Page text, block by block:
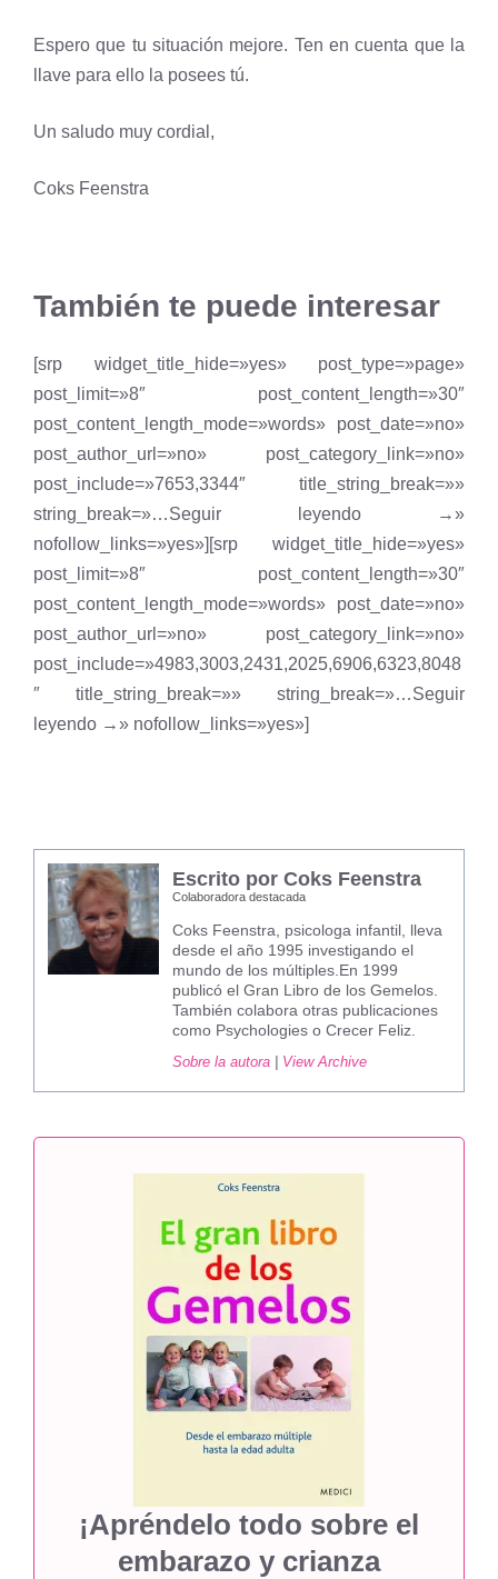
Espero que tu situación mejore. Ten en cuenta que la
llave para ello la posees tú.
Un saludo muy cordial,
Coks Feenstra
También te puede interesar
[srp widget_title_hide=»yes» post_type=»page»
post_limit=»8″ post_content_length=»30″
post_content_length_mode=»words» post_date=»no»
post_author_url=»no» post_category_link=»no»
post_include=»7653,3344″ title_string_break=»»
string_break=»…Seguir leyendo →»
nofollow_links=»yes»][srp widget_title_hide=»yes»
post_limit=»8″ post_content_length=»30″
post_content_length_mode=»words» post_date=»no»
post_author_url=»no» post_category_link=»no»
post_include=»4983,3003,2431,2025,6906,6323,8048
″ title_string_break=»» string_break=»…Seguir
leyendo →» nofollow_links=»yes»]
Escrito por Coks Feenstra
Colaboradora destacada
Coks Feenstra, psicologa infantil, lleva
desde el año 1995 investigando el
mundo de los múltiples.En 1999
publicó el Gran Libro de los Gemelos.
También colabora otras publicaciones
como Psychologies o Crecer Feliz.
Sobre la autora View Archive
¡Apréndelo todo sobre el
embarazo y crianza